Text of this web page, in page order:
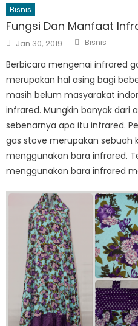
Bisnis
Fungsi Dan Manfaat
Posted
on
Jan 30, 2019 Author
Bisnis
Berbicara mengenai infrared
merupakan hal asing bagi
masih belum masyarakat
infrared. Mungkin banyak dari
sebenarnya apa itu infrared.
gas stove merupakan sebuah
menggunakan bara infrared.
menggunakan bara infrared